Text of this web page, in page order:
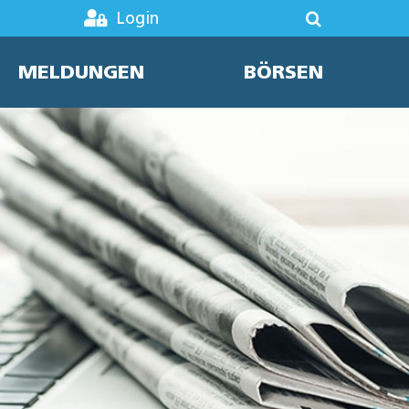
Login
MELDUNGEN BÖRSEN